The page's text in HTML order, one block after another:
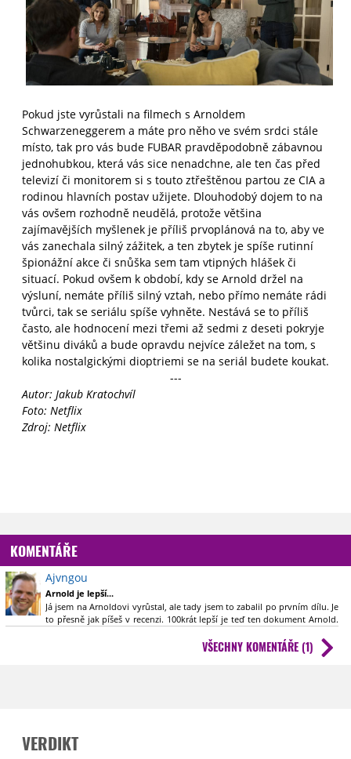
Pokud jste vyrůstali na filmech s Arnoldem
Schwarzeneggerem a máte pro něho ve svém srdci stále
místo, tak pro vás bude FUBAR pravděpodobně zábavnou
jednohubkou, která vás sice nenadchne, ale ten čas před
televizí či monitorem si s touto ztřeštěnou partou ze CIA a
rodinou hlavních postav užijete. Dlouhodobý dojem to na
vás ovšem rozhodně neudělá, protože většina
zajímavějších myšlenek je příliš prvoplánová na to, aby ve
vás zanechala silný zážitek, a ten zbytek je spíše rutinní
špionážní akce či snůška sem tam vtipných hlášek či
situací. Pokud ovšem k období, kdy se Arnold držel na
výsluní, nemáte příliš silný vztah, nebo přímo nemáte rádi
tvůrci, tak se seriálu spíše vyhněte. Nestává se to příliš
často, ale hodnocení mezi třemi až sedmi z deseti pokryje
většinu diváků a bude opravdu nejvíce záležet na tom, s
kolika nostalgickými dioptriemi se na seriál budete koukat.
---
Autor: Jakub Kratochvíl
Foto: Netflix
Zdroj: Netflix
KOMENTÁŘE
Ajvngou
Arnold je lepší...
Já jsem na Arnoldovi vyrůstal, ale tady jsem to zabalil po prvním dílu. Je
to přesně jak píšeš v recenzi. 100krát lepší je teď ten dokument Arnold.
VŠECHNY KOMENTÁŘE (1)
VERDIKT